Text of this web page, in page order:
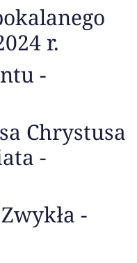
r.
-
Chrystusa
-
-